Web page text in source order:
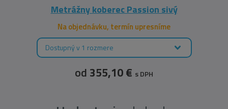
Metrážny koberec Passion sivý
Na objednávku, termín upresníme
Dostupný v 1 rozmere
od 355,10 € s DPH